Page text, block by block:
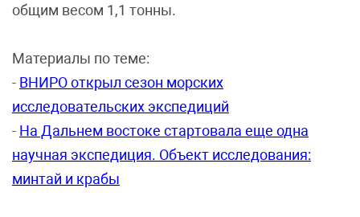
общим весом 1,1 тонны.
Материалы по теме:
- ВНИРО открыл сезон морских
исследовательских экспедиций
- На Дальнем востоке стартовала еще одна
научная экспедиция. Объект исследования:
минтай и крабы